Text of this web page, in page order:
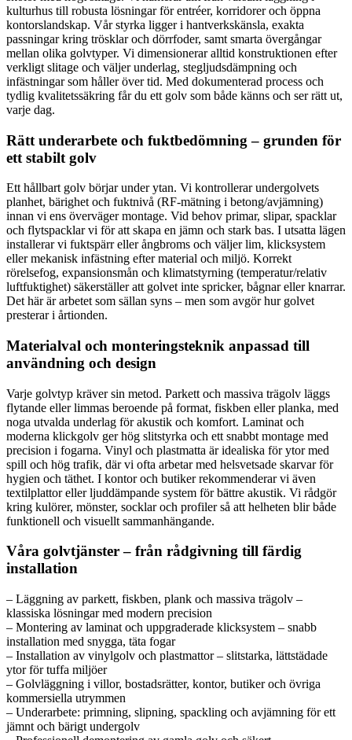
kulturhus till robusta lösningar för entréer, korridorer och öppna
kontorslandskap. Vår styrka ligger i hantverkskänsla, exakta
passningar kring trösklar och dörrfoder, samt smarta övergångar
mellan olika golvtyper. Vi dimensionerar alltid konstruktionen efter
verkligt slitage och väljer underlag, stegljudsdämpning och
infästningar som håller över tid. Med dokumenterad process och
tydlig kvalitetssäkring får du ett golv som både känns och ser rätt ut,
varje dag.
Rätt underarbete och fuktbedömning – grunden för
ett stabilt golv
Ett hållbart golv börjar under ytan. Vi kontrollerar undergolvets
planhet, bärighet och fuktnivå (RF-mätning i betong/avjämning)
innan vi ens överväger montage. Vid behov primar, slipar, spacklar
och flytspacklar vi för att skapa en jämn och stark bas. I utsatta lägen
installerar vi fuktspärr eller ångbroms och väljer lim, klicksystem
eller mekanisk infästning efter material och miljö. Korrekt
rörelsefog, expansionsmån och klimatstyrning (temperatur/relativ
luftfuktighet) säkerställer att golvet inte spricker, bågnar eller knarrar.
Det här är arbetet som sällan syns – men som avgör hur golvet
presterar i årtionden.
Materialval och monteringsteknik anpassad till
användning och design
Varje golvtyp kräver sin metod. Parkett och massiva trägolv läggs
flytande eller limmas beroende på format, fiskben eller planka, med
noga utvalda underlag för akustik och komfort. Laminat och
moderna klickgolv ger hög slitstyrka och ett snabbt montage med
precision i fogarna. Vinyl och plastmatta är idealiska för ytor med
spill och hög trafik, där vi ofta arbetar med helsvetsade skarvar för
hygien och täthet. I kontor och butiker rekommenderar vi även
textilplattor eller ljuddämpande system för bättre akustik. Vi rådgör
kring kulörer, mönster, socklar och profiler så att helheten blir både
funktionell och visuellt sammanhängande.
Våra golvtjänster – från rådgivning till färdig
installation
– Läggning av parkett, fiskben, plank och massiva trägolv –
klassiska lösningar med modern precision
– Montering av laminat och uppgraderade klicksystem – snabb
installation med snygga, täta fogar
– Installation av vinylgolv och plastmattor – slitstarka, lättstädade
ytor för tuffa miljöer
– Golvläggning i villor, bostadsrätter, kontor, butiker och övriga
kommersiella utrymmen
– Underarbete: primning, slipning, spackling och avjämning för ett
jämnt och bärigt undergolv